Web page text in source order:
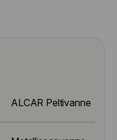
ALCAR Peltivanne